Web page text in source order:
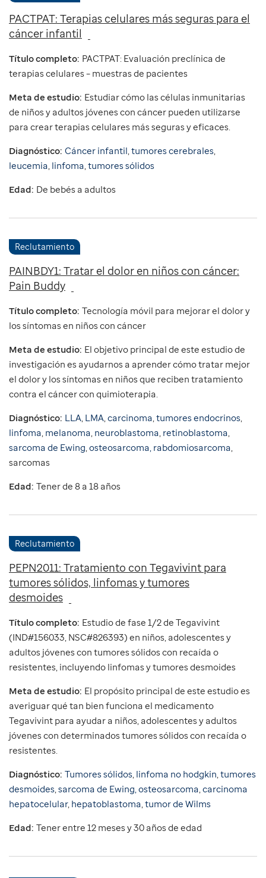
PACTPAT: Terapias celulares más seguras para el
cáncer infantil
Título completo: PACTPAT: Evaluación preclínica de
terapias celulares – muestras de pacientes
Meta de estudio: Estudiar cómo las células inmunitarias
de niños y adultos jóvenes con cáncer pueden utilizarse
para crear terapias celulares más seguras y eficaces.
Diagnóstico: Cáncer infantil,tumores cerebrales,
leucemia, linfoma,tumores sólidos
Edad: De bebés a adultos
Reclutamiento
PAINBDY1: Tratar el dolor en niños con cáncer:
Pain Buddy
Título completo: Tecnología móvil para mejorar el dolor y
los síntomas en niños con cáncer
Meta de estudio: El objetivo principal de este estudio de
investigación es ayudarnos a aprender cómo tratar mejor
el dolor y los síntomas en niños que reciben tratamiento
contra el cáncer con quimioterapia.
Diagnóstico: LLA LMA carcinoma tumores endocrinos
linfoma melanoma neuroblastoma retinoblastoma
sarcoma de Ewing osteosarcoma, rabdomiosarcoma
sarcomas
Edad: Tener de 8 a 18 años
Reclutamiento
PEPN2011: Tratamiento con Tegavivint para
tumores sólidos, linfomas y tumores
desmoides
Título completo: Estudio de fase 1/2 de Tegavivint
(IND#156033, NSC#826393) en niños, adolescentes y
adultos jóvenes con tumores sólidos con recaída o
resistentes, incluyendo linfomas y tumores desmoides
Meta de estudio: El propósito principal de este estudio es
averiguar qué tan bien funciona el medicamento
Tegavivint para ayudar a niños, adolescentes y adultos
jóvenes con determinados tumores sólidos con recaída o
resistentes.
Diagnóstico: Tumores sólidos linfoma no hodgkin tumores
desmoides sarcoma de Ewing, osteosarcoma carcinoma
hepatocelular, hepatoblastoma tumor de Wilms
Edad: Tener entre 12 meses y 30 años de edad